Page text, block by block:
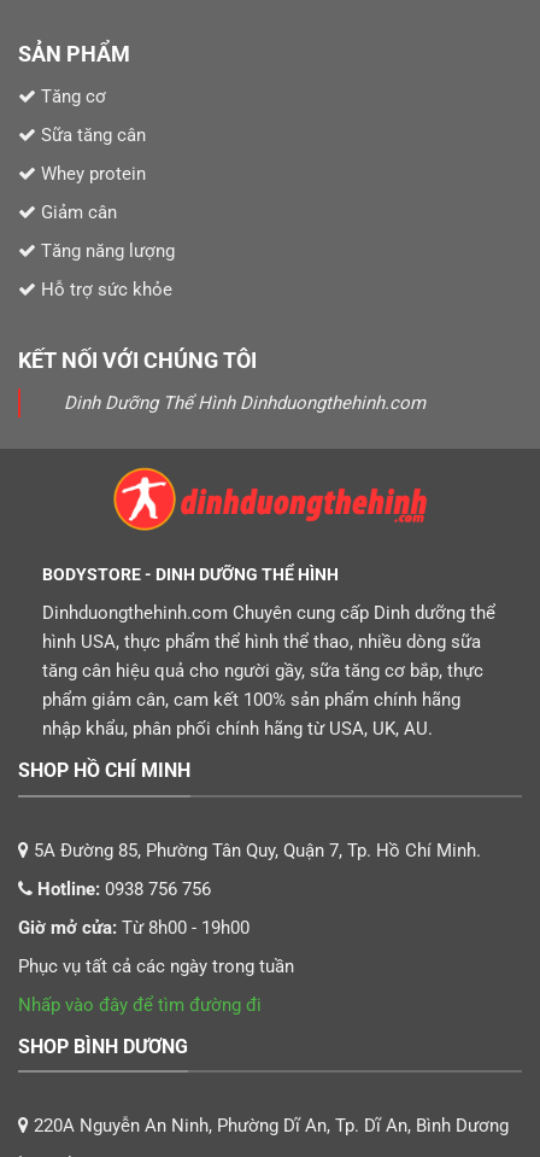
SẢN PHẨM
Tăng cơ
Sữa tăng cân
Whey protein
Giảm cân
Tăng năng lượng
Hỗ trợ sức khỏe
KẾT NỐI VỚI CHÚNG TÔI
Dinh Dưỡng Thể Hình Dinhduongthehinh.com
BODYSTORE - DINH DƯỠNG THỂ HÌNH
Dinhduongthehinh.com Chuyên cung cấp Dinh dưỡng thể
hình USA, thực phẩm thể hình thể thao, nhiều dòng sữa
tăng cân hiệu quả cho người gầy, sữa tăng cơ bắp, thực
phẩm giảm cân, cam kết 100% sản phẩm chính hãng
nhập khẩu, phân phối chính hãng từ USA, UK, AU.
SHOP HỒ CHÍ MINH
5A Đường 85, Phường Tân Quy, Quận 7, Tp. Hồ Chí Minh.
Hotline: 0938 756 756
Giờ mở cửa: Từ 8h00 - 19h00
Phục vụ tất cả các ngày trong tuần
Nhấp vào đây để tìm đường đi
SHOP BÌNH DƯƠNG
220A Nguyễn An Ninh, Phường Dĩ An, Tp. Dĩ An, Bình Dương